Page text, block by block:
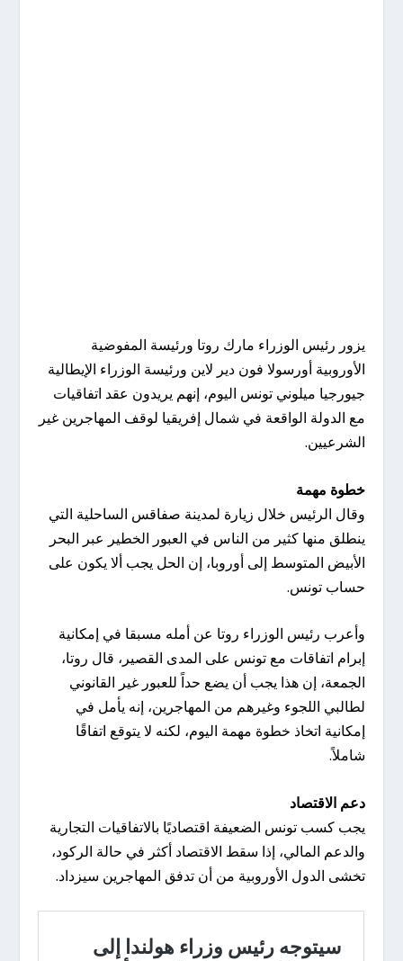
يزور رئيس الوزراء مارك روتا ورئيسة المفوضية
الأوروبية أورسولا فون دير لاين ورئيسة الوزراء الإيطالية
جيورجيا ميلوني تونس اليوم، إنهم يريدون عقد اتفاقيات
مع الدولة الواقعة في شمال إفريقيا لوقف المهاجرين غير
الشرعيين.
خطوة مهمة
وقال الرئيس خلال زيارة لمدينة صفاقس الساحلية التي
ينطلق منها كثير من الناس في العبور الخطير عبر البحر
الأبيض المتوسط ​​إلى أوروبا، إن الحل يجب ألا يكون على
حساب تونس.
وأعرب رئيس الوزراء روتا عن أمله مسبقا في إمكانية
إبرام اتفاقات مع تونس على المدى القصير، قال روتا،
الجمعة، إن هذا يجب أن يضع حداً للعبور غير القانوني
لطالبي اللجوء وغيرهم من المهاجرين، إنه يأمل في
إمكانية اتخاذ خطوة مهمة اليوم، لكنه لا يتوقع اتفاقًا
شاملاً.
دعم الاقتصاد
يجب كسب تونس الضعيفة اقتصاديًا بالاتفاقيات التجارية
والدعم المالي، إذا سقط الاقتصاد أكثر في حالة الركود،
تخشى الدول الأوروبية من أن تدفق المهاجرين سيزداد.